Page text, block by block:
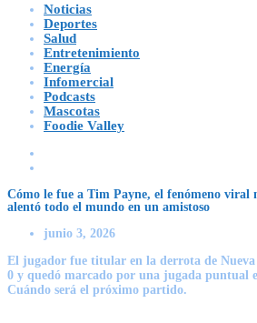
Noticias
Deportes
Salud
Entretenimiento
Energía
Infomercial
Podcasts
Mascotas
Foodie Valley
Cómo le fue a Tim Payne, el fenómeno viral
alentó todo el mundo en un amistoso
junio 3, 2026
El jugador fue titular en la derrota de
0 y quedó marcado por una jugada puntual
Cuándo será el próximo partido.